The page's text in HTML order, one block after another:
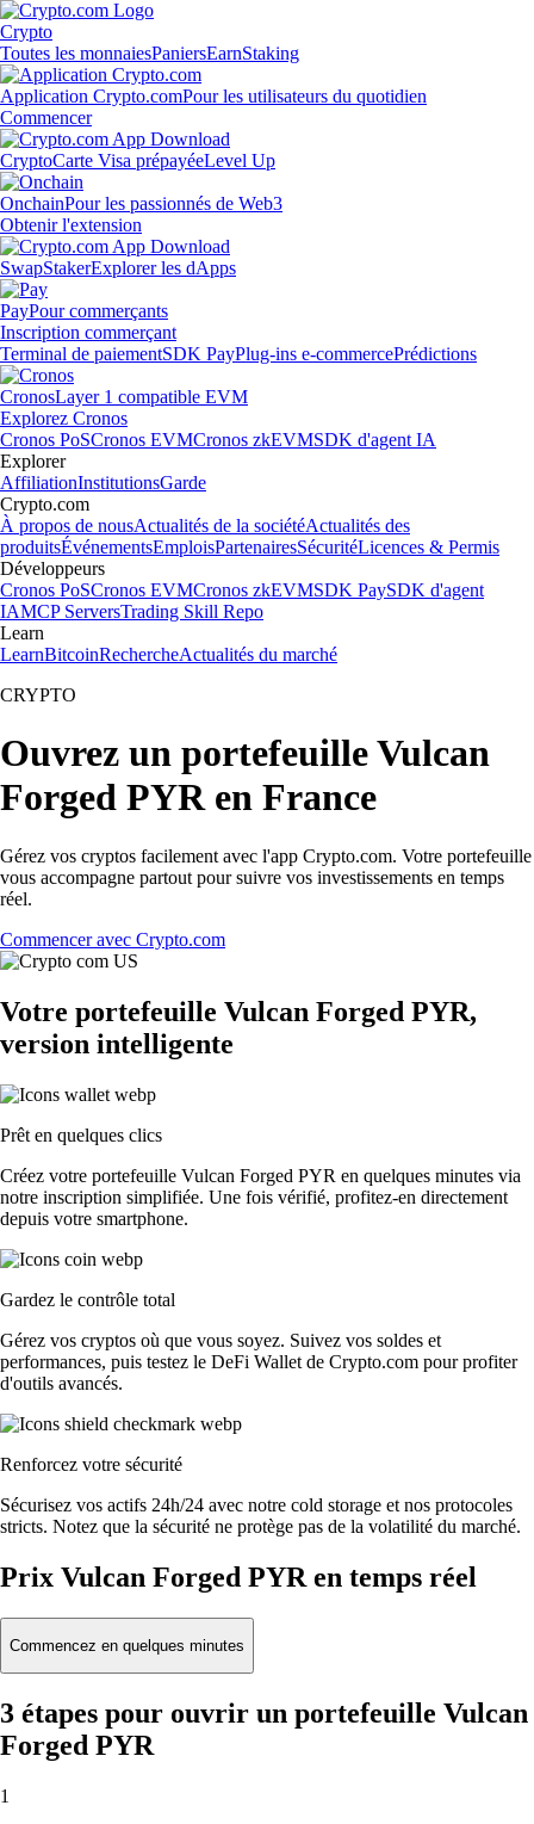
Crypto
Toutes les monnaiesPaniersEarnStaking
Application Crypto.comPour les utilisateurs du quotidien
Commencer
CryptoCarte Visa prépayéeLevel Up
OnchainPour les passionnés de Web3
Obtenir l'extension
SwapStakerExplorer les dApps
PayPour commerçants
Inscription commerçant
Terminal de paiementSDK PayPlug-ins e-commercePrédictions
CronosLayer 1 compatible EVM
Explorez Cronos
Cronos PoSCronos EVMCronos zkEVMSDK d'agent IA
Explorer
AffiliationInstitutionsGarde
Crypto.com
À propos de nousActualités de la sociétéActualités des
produitsÉvénementsEmploisPartenairesSécuritéLicences & Permis
Développeurs
Cronos PoSCronos EVMCronos zkEVMSDK PaySDK d'agent
IAMCP ServersTrading Skill Repo
Learn
LearnBitcoinRechercheActualités du marché
CRYPTO
Ouvrez un portefeuille Vulcan
Forged PYR en France
Gérez vos cryptos facilement avec l'app Crypto.com. Votre portefeuille
vous accompagne partout pour suivre vos investissements en temps
réel.
Commencer avec Crypto.com
Votre portefeuille Vulcan Forged PYR,
version intelligente
Prêt en quelques clics
Créez votre portefeuille Vulcan Forged PYR en quelques minutes via
notre inscription simplifiée. Une fois vérifié, profitez-en directement
depuis votre smartphone.
Gardez le contrôle total
Gérez vos cryptos où que vous soyez. Suivez vos soldes et
performances, puis testez le DeFi Wallet de Crypto.com pour profiter
d'outils avancés.
Renforcez votre sécurité
Sécurisez vos actifs 24h/24 avec notre cold storage et nos protocoles
stricts. Notez que la sécurité ne protège pas de la volatilité du marché.
Prix Vulcan Forged PYR en temps réel
Commencez en quelques minutes
3 étapes pour ouvrir un portefeuille Vulcan
Forged PYR
1